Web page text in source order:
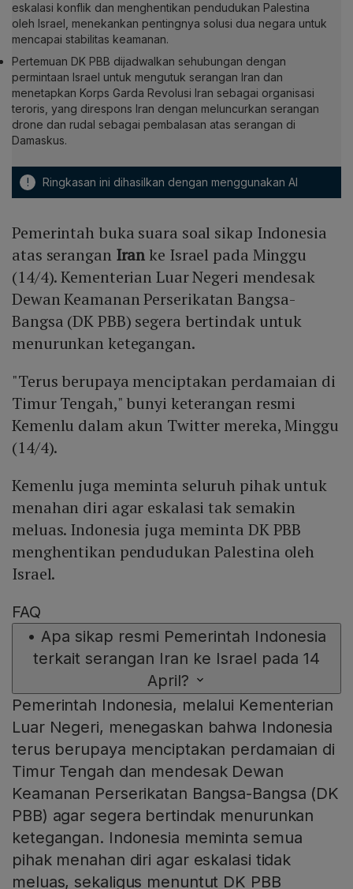
eskalasi konflik dan menghentikan pendudukan Palestina
oleh Israel, menekankan pentingnya solusi dua negara untuk
mencapai stabilitas keamanan.
Pertemuan DK PBB dijadwalkan sehubungan dengan
permintaan Israel untuk mengutuk serangan Iran dan
menetapkan Korps Garda Revolusi Iran sebagai organisasi
teroris, yang direspons Iran dengan meluncurkan serangan
drone dan rudal sebagai pembalasan atas serangan di
Damaskus.
! Ringkasan ini dihasilkan dengan menggunakan AI
Pemerintah buka suara soal sikap Indonesia
atas serangan Iranke Israel pada Minggu
(14/4). Kementerian Luar Negeri mendesak
Dewan Keamanan Perserikatan Bangsa-
Bangsa (DK PBB) segera bertindak untuk
menurunkan ketegangan.
"Terus berupaya menciptakan perdamaian di
Timur Tengah," bunyi keterangan resmi
Kemenlu dalam akun Twitter mereka, Minggu
(14/4).
Kemenlu juga meminta seluruh pihak untuk
menahan diri agar eskalasi tak semakin
meluas. Indonesia juga meminta DK PBB
menghentikan pendudukan Palestina oleh
Israel.
FAQ
• Apa sikap resmi Pemerintah Indonesia
terkait serangan Iran ke Israel pada 14
April?
Pemerintah Indonesia, melalui Kementerian
Luar Negeri, menegaskan bahwa Indonesia
terus berupaya menciptakan perdamaian di
Timur Tengah dan mendesak Dewan
Keamanan Perserikatan Bangsa-Bangsa (DK
PBB) agar segera bertindak menurunkan
ketegangan. Indonesia meminta semua
pihak menahan diri agar eskalasi tidak
meluas, sekaligus menuntut DK PBB